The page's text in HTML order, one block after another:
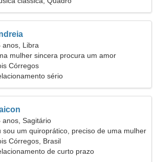
anos, Libra
mulher sincera procura um amor
Córregos
sério
anos, Sagitário
sou um quiroprático, preciso de uma mulher
Córregos, Brasil
de curto prazo